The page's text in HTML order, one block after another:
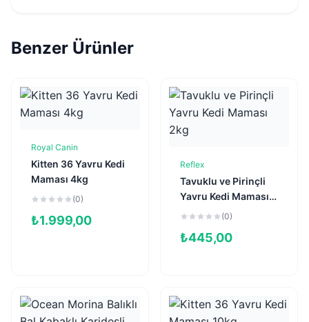
Benzer Ürünler
Sepete Ekle
Royal Canin
Kitten 36 Yavru Kedi
Maması 4kg
(0)
₺1.999,00
Reflex
Tavuklu ve Pirinçli
Yavru Kedi Maması
2kg
(0)
₺445,00